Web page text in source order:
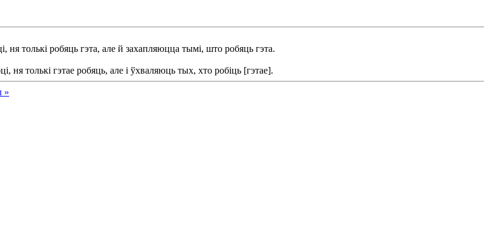
толькі робяць гэта, але й захапляюцца тымі, што робяць гэта.
толькі гэтае робяць, але і ўхваляюць тых, хто робіць [гэтае].
»